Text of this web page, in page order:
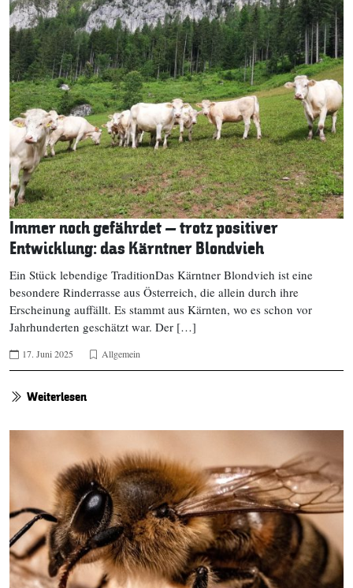
Immer noch gefährdet – trotz positiver
Entwicklung: das Kärntner Blondvieh
Ein Stück lebendige TraditionDas Kärntner Blondvieh ist eine
besondere Rinderrasse aus Österreich, die allein durch ihre
Erscheinung auffällt. Es stammt aus Kärnten, wo es schon vor
Jahrhunderten geschätzt war. Der […]
17. Juni 2025 Allgemein
Weiterlesen